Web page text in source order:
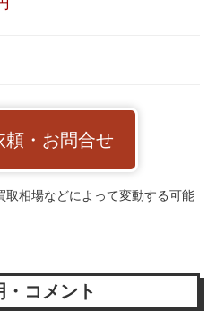
頼・お問合せ
相場などによって変動する可能
コメント